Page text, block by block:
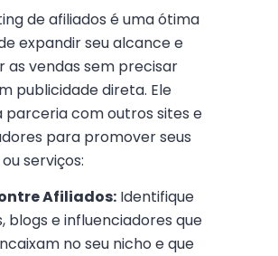
de afiliados é uma ótima
expandir seu alcance e
as vendas sem precisar
publicidade direta. Ele
parceria com outros sites e
para promover seus
serviços:
Afiliados: Identifique
blogs e influenciadores que
no seu nicho e que